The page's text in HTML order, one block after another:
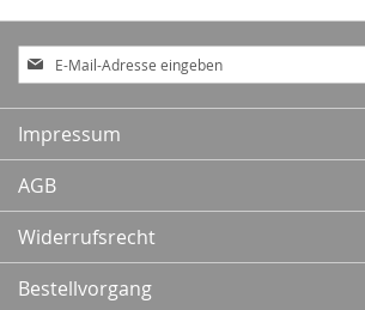
Anmeldung
zum
Newsletter:
Impressum
AGB
Widerrufsrecht
Bestellvorgang